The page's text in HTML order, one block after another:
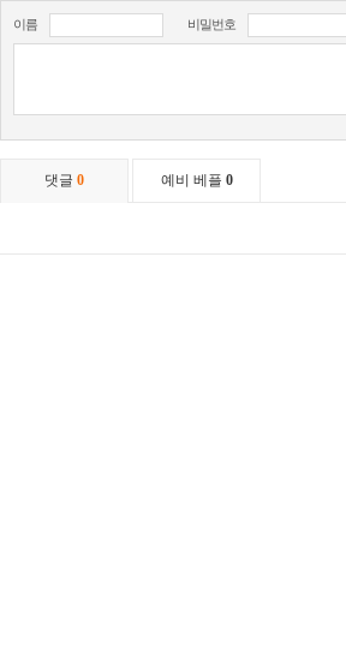
이름 비밀번호
댓글 0 예비 베플 0